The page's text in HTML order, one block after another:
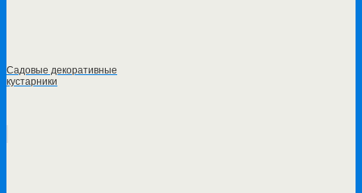
Садовые декоративные
кустарники